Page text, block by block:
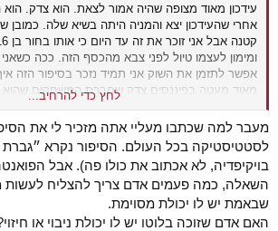
עידכון מאוד מצופה שהיה אמור לצאת. הוא צדק.
אחרי שהעידכון יצא והמניה היתה בשיא שלה. כמובן
ומימון לעצמו טיול לפני צבא מהכסף הזה. ככה
מאוד מעטה בפיננסים צדק שחברת המשחקים
לחץ כדי להרחיב...
מעבר למה שכתבו מעליי אתה מזכיר לי את
לסטטיסטיקה בכל העולם. הסיפור נקרא
בויקיפדיה, לא אכתוב את כולו פה). אבל
השאלה, כמה פעמים אדם צריך להצליח לעשות
שבאמת יש לו יכולת מסוימת.
האם אדם שזוכה בלוטו יש לו יכולת ניבוי או